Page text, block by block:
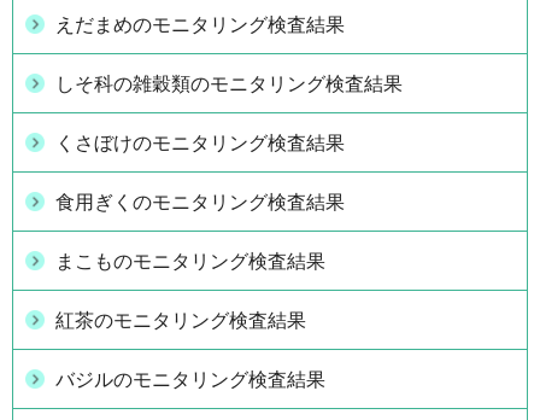
えだまめのモニタリング検査結果
しそ科の雑穀類のモニタリング検査結果
くさぼけのモニタリング検査結果
食用ぎくのモニタリング検査結果
まこものモニタリング検査結果
紅茶のモニタリング検査結果
バジルのモニタリング検査結果